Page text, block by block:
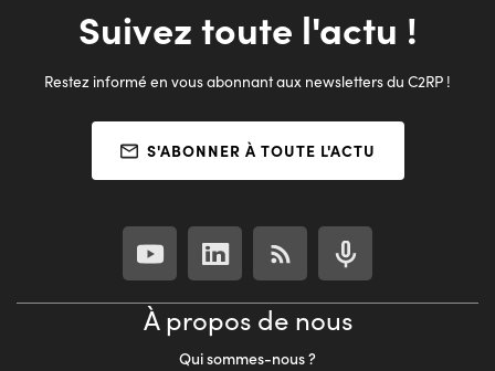
Suivez toute l'actu !
Restez informé en vous abonnant aux newsletters du C2RP !
S'ABONNER À TOUTE L'ACTU
À propos de nous
Qui sommes-nous ?